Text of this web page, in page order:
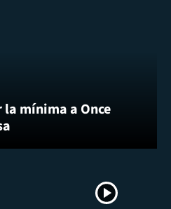
mínima a Once